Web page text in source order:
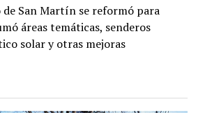
de San Martín se reformó para
áreas temáticas, senderos
solar y otras mejoras